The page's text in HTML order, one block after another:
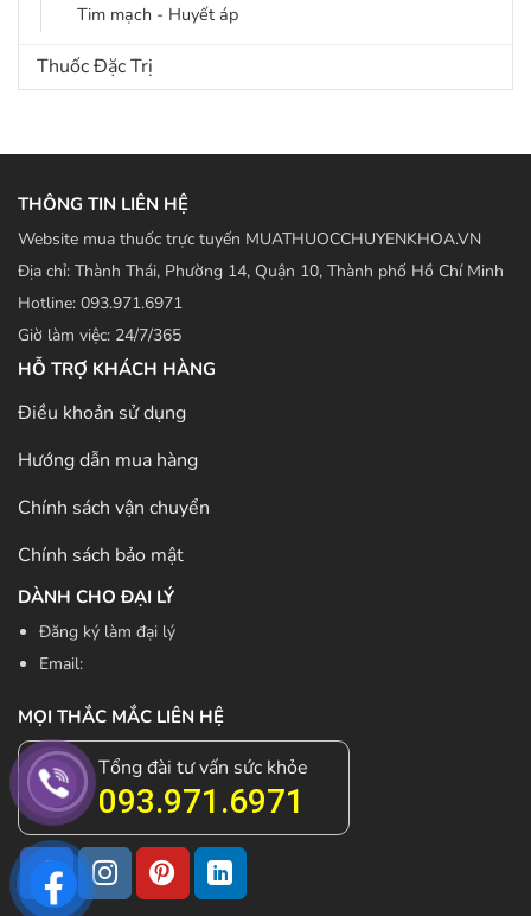
Tim mạch - Huyết áp
Thuốc Đặc Trị
THÔNG TIN LIÊN HỆ
Website mua thuốc trực tuyến MUATHUOCCHUYENKHOA.VN
Địa chỉ: Thành Thái, Phường 14, Quận 10, Thành phố Hồ Chí Minh
Hotline: 093.971.6971
Giờ làm việc: 24/7/365
HỖ TRỢ KHÁCH HÀNG
Điều khoản sử dụng
Hướng dẫn mua hàng
Chính sách vận chuyển
Chính sách bảo mật
DÀNH CHO ĐẠI LÝ
Đăng ký làm đại lý
Email:
MỌI THẮC MẮC LIÊN HỆ
Tổng đài tư vấn sức khỏe
093.971.6971